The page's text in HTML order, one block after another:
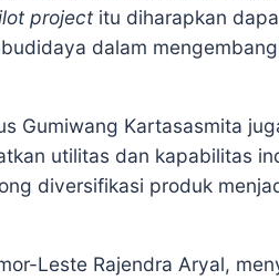
project itu diharapkan
dalam
Gumiwang Kartasasmita
utilitas dan kapabilitas
diversifikasi produk
Leste Rajendra Aryal,